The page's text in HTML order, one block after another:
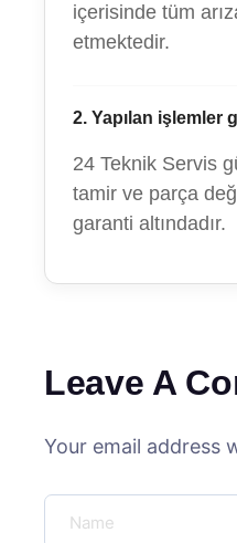
içerisinde tüm
etmektedir.
2. Yapılan işlemler
24 Teknik Servis
tamir ve parça
garanti altındadır.
Leave A
Your email address